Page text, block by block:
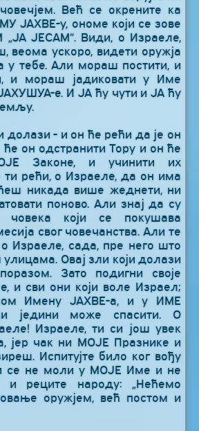
Већ се окрените ка
ЈАХВЕ-у, ономе који се зове
ЈЕСАМ“. Види, о Израеле,
веома ускоро, видети оружја
у тебе. Али мораш постити, и
и мораш јадиковати у Име
е. И ЈА ћу чути и ЈА ћу
долази - и он ће рећи да је он
он одстранити Тору и он ће
Законе, и учинити их
рећи, о Израеле, да он има
никада више жеднети, ни
поново. Али знај да су
који се покушава
свог човечанства. Али те
Израеле, сада, пре него што
Овај зли који долази
Зато подигни своје
и сви они који воле Израел;
Имену ЈАХВЕ-а, и у ИМЕ
једини може спасити. О
Израеле, ти си још увек
јер чак ни МОЈЕ Празнике и
Испитујте било ког вођу
се не моли у МОЈЕ Име и не
реците народу: „Нећемо
оружјем, већ постом и